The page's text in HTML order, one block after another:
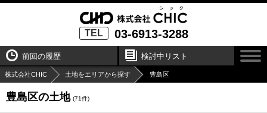
TEL 03-6913-3288
前回の履歴 検討中リスト
株式会社CHIC 土地をエリアから探す 豊島区
豊島区の土地 (71件)